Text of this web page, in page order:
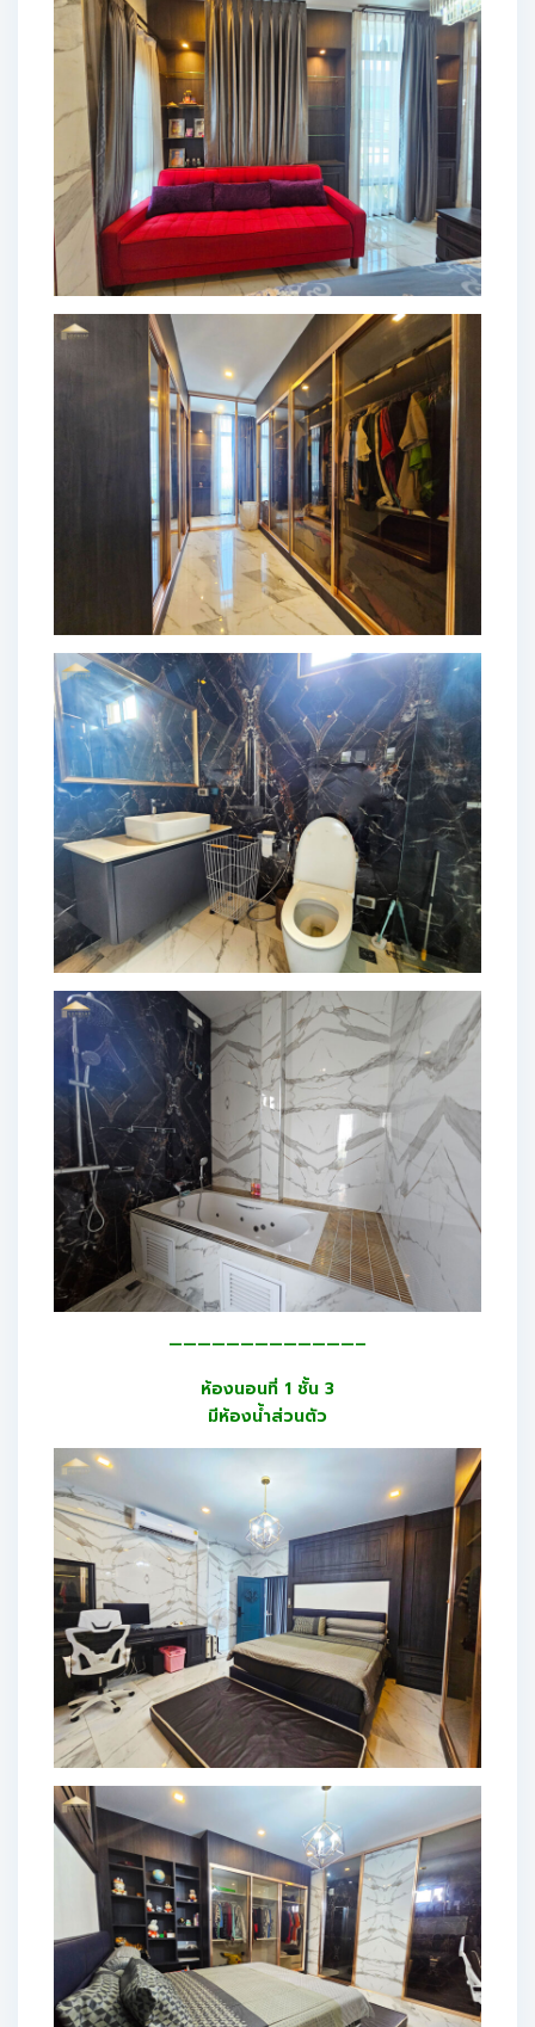
—————————————–
ห้องนอนที่ 1 ชั้น 3
มีห้องน้ำส่วนตัว